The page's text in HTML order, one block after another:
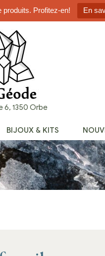
produits. Profitez-en! En
6, 1350 Orbe
BIJOUX & KITS